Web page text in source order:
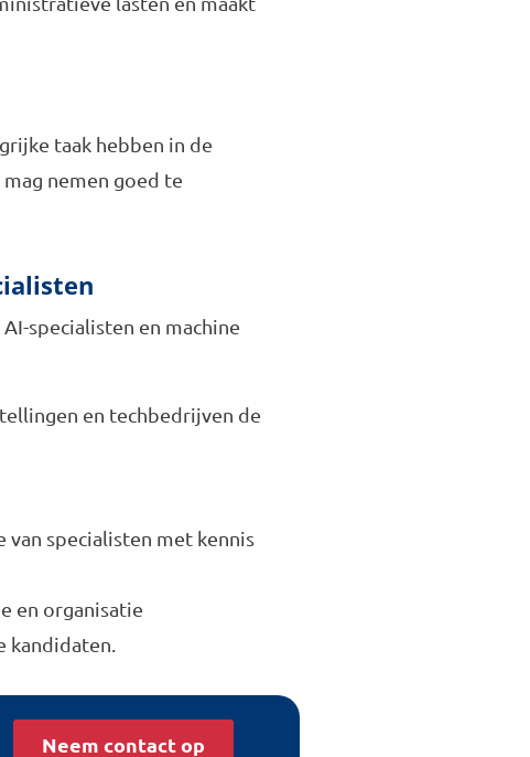
taak hebben in de
nemen goed te
specialisten en machine
en techbedrijven de
van specialisten met kennis
en organisatie
kandidaten.
Neem contact op